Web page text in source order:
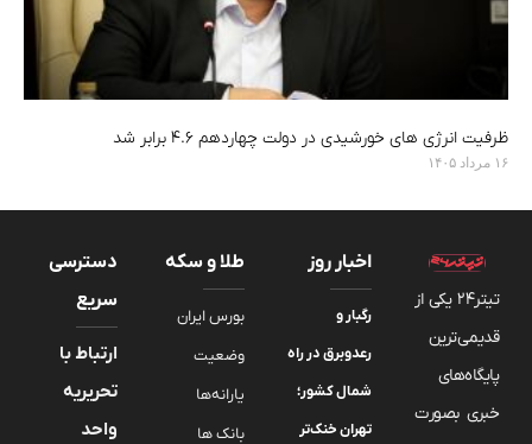
ظرفیت انرژی های خورشیدی در دولت چهاردهم ۴.۶ برابر شد
۱۶ مرداد ۱۴۰۵
تیتر24 یکی از
قدیمی‌ترین
پایگاه‌های
خبری بصورت
اخبار روز
رگبار و
رعدوبرق در راه
شمال کشور؛
تهران خنک‌تر
طلا و سکه
بورس ایران
وضعیت
یارانه‌ها
بانک ها
دسترسی
سریع
ارتباط با
تحریریه
واحد